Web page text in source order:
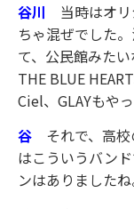
谷川 当時はオリ
ちゃ混ぜでした
て、公民館みた
THE BLUE
Ciel、GLAYもやっ
谷 それで、高校
はこういうバン
ンはありましたね